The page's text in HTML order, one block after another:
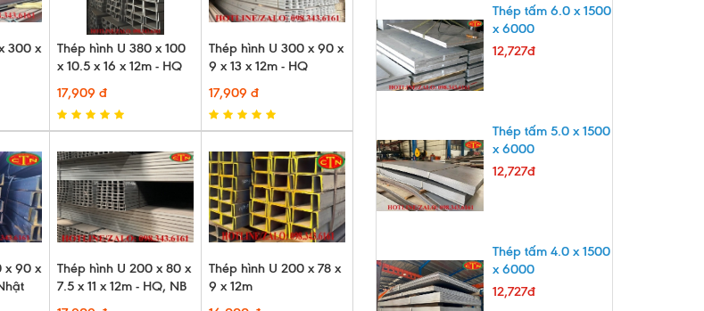
300 x
Thép hình U 380 x 100
x 10.5 x 16 x 12m - HQ
17,909 đ
Thép hình U 300 x 90 x
9 x 13 x 12m - HQ
17,909 đ
x 90 x
Thép hình U 200 x 80 x
7.5 x 11 x 12m - HQ, NB
Thép hình U 200 x 78 x
9 x 12m
Thép tấm 6.0 x 1500
x 6000
12,727đ
Thép tấm 5.0 x 1500
x 6000
12,727đ
Thép tấm 4.0 x 1500
x 6000
12,727đ